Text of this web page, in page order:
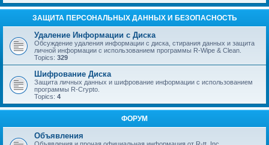
ЗАЩИТА ПЕРСОНАЛЬНЫХ ДАННЫХ И БЕЗОПАСНОСТЬ
Удаление Информации с Диска
Обсуждение удаления информации с диска, стирания данных и защита
личной информации с использованием программы R-Wipe & Clean.
Topics: 329
Шифрование Диска
Защита личных данных и шифрование информации с использованием
программы R-Crypto.
Topics: 4
ФОРУМ
Объявления